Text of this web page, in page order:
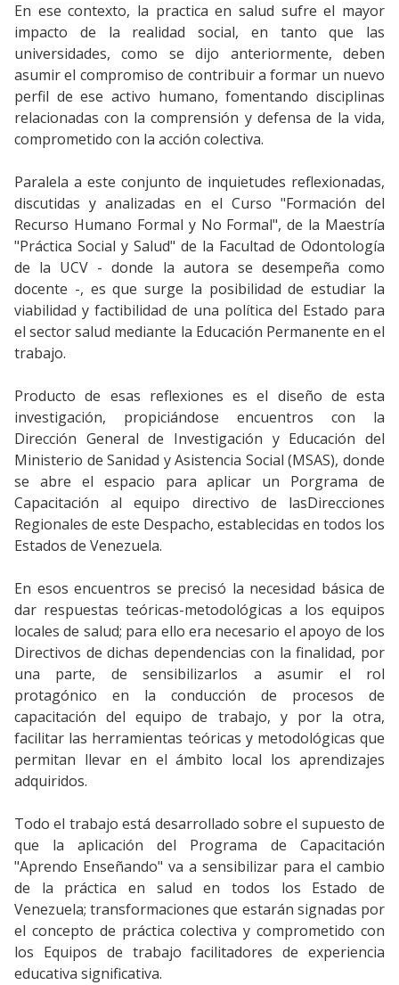
En ese contexto, la practica en salud sufre el mayor
impacto de la realidad social, en tanto que las
universidades, como se dijo anteriormente, deben
asumir el compromiso de contribuir a formar un nuevo
perfil de ese activo humano, fomentando disciplinas
relacionadas con la comprensión y defensa de la vida,
comprometido con la acción colectiva.
Paralela a este conjunto de inquietudes reflexionadas,
discutidas y analizadas en el Curso "Formación del
Recurso Humano Formal y No Formal", de la Maestría
"Práctica Social y Salud" de la Facultad de Odontología
de la UCV - donde la autora se desempeña como
docente -, es que surge la posibilidad de estudiar la
viabilidad y factibilidad de una política del Estado para
el sector salud mediante la Educación Permanente en el
trabajo.
Producto de esas reflexiones es el diseño de esta
investigación, propiciándose encuentros con la
Dirección General de Investigación y Educación del
Ministerio de Sanidad y Asistencia Social (MSAS), donde
se abre el espacio para aplicar un Porgrama de
Capacitación al equipo directivo de lasDirecciones
Regionales de este Despacho, establecidas en todos los
Estados de Venezuela.
En esos encuentros se precisó la necesidad básica de
dar respuestas teóricas-metodológicas a los equipos
locales de salud; para ello era necesario el apoyo de los
Directivos de dichas dependencias con la finalidad, por
una parte, de sensibilizarlos a asumir el rol
protagónico en la conducción de procesos de
capacitación del equipo de trabajo, y por la otra,
facilitar las herramientas teóricas y metodológicas que
permitan llevar en el ámbito local los aprendizajes
adquiridos.
Todo el trabajo está desarrollado sobre el supuesto de
que la aplicación del Programa de Capacitación
"Aprendo Enseñando" va a sensibilizar para el cambio
de la práctica en salud en todos los Estado de
Venezuela; transformaciones que estarán signadas por
el concepto de práctica colectiva y comprometido con
los Equipos de trabajo facilitadores de experiencia
educativa significativa.